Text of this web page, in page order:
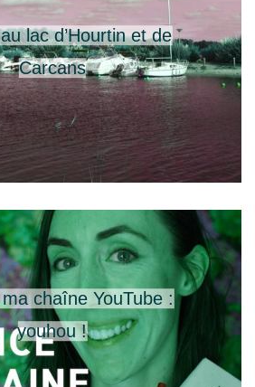
lac d’Hourtin et de
Carcans
chaîne YouTube :
youhou !